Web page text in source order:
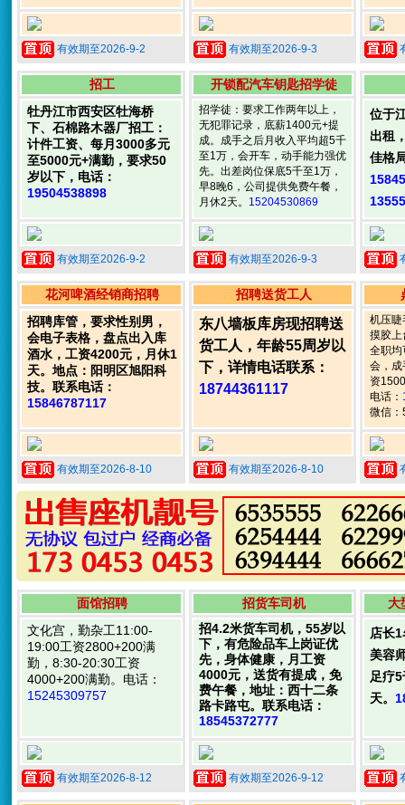
有效期至2026-9-2 有效期至2026-9-3
招工
牡丹江市西安区牡海桥
下、石棉路木器厂招工：
计件工资、每月3000多元
至5000元+满勤，要求50
岁以下，电话：
19504538898
有效期至2026-9-2
开锁配汽车钥匙招学徒
招学徒：要求工作两年以上，
无犯罪记录，底薪1400元+提
成。成手之后月收入平均超5千
至1万，会开车，动手能力强优
先。出差岗位保底5千至1万，
早8晚6，公司提供免费午餐，
月休2天。 15204530869
有效期至2026-9-3
位于
出租
佳格
花河啤酒经销商招聘
招聘库管，要求性别男，
会电子表格，盘点出入库
酒水，工资4200元，月休1
天。地点：阳明区旭阳科
技。联系电话：
15846787117
有效期至2026-8-10
招聘送货工人
东八墙板库房现招聘送
货工人，年龄55周岁以
下，详情电话联系：
18744361117
有效期至2026-8-10
机压睫
摸胶上
全职均
会，成
资
电话：
微信
面馆招聘
文化宫，勤杂工11:00-
19:00工资2800+200满
勤，8:30-20:30工资
4000+200满勤。电话：
15245309757
有效期至2026-8-12
招货车司机
招4.2米货车司机，55岁以
下，有危险品车上岗证优
先，身体健康，月工资
4000元，送货有提成，免
费午餐，地址：西十二条
路卡路屯。联系电话：
18545372777
有效期至2026-9-12
大
店长
美容
足疗
天。